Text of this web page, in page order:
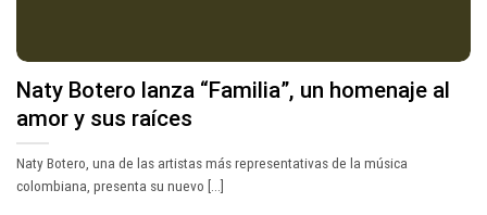
Naty Botero lanza “Familia”, un homenaje al
amor y sus raíces
Naty Botero, una de las artistas más representativas de la música
colombiana, presenta su nuevo [...]